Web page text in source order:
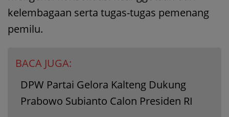
kelembagaan serta tugas-tugas pemenang
pemilu.
BACA JUGA:
DPW Partai Gelora Kalteng Dukung
Prabowo Subianto Calon Presiden RI